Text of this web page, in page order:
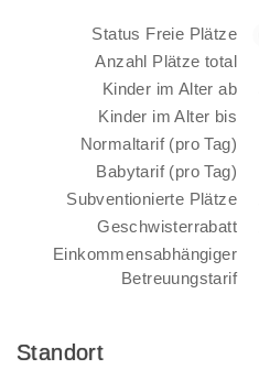
Status Freie Plätze
Anzahl Plätze total
Kinder im Alter ab
Kinder im Alter bis
Normaltarif (pro Tag)
Babytarif (pro Tag)
Subventionierte Plätze
Geschwisterrabatt
Einkommensabhängiger
Betreuungstarif
Standort